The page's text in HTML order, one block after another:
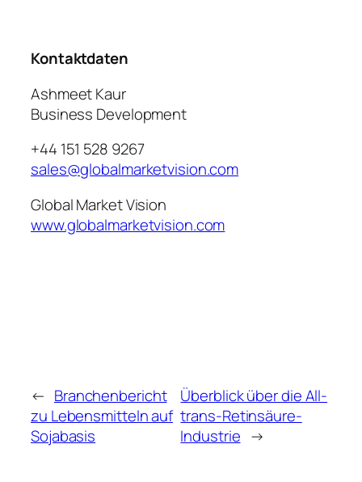
Kontaktdaten
Ashmeet Kaur
Business Development
+44 151 528 9267
sales@globalmarketvision.com
Global Market Vision
www.globalmarketvision.com
← Branchenbericht
zu Lebensmitteln auf
Sojabasis
Überblick über die All-
trans-Retinsäure-
Industrie →